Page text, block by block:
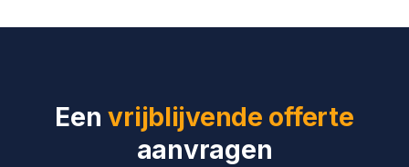
Eenvrijblijvende offerte
aanvragen